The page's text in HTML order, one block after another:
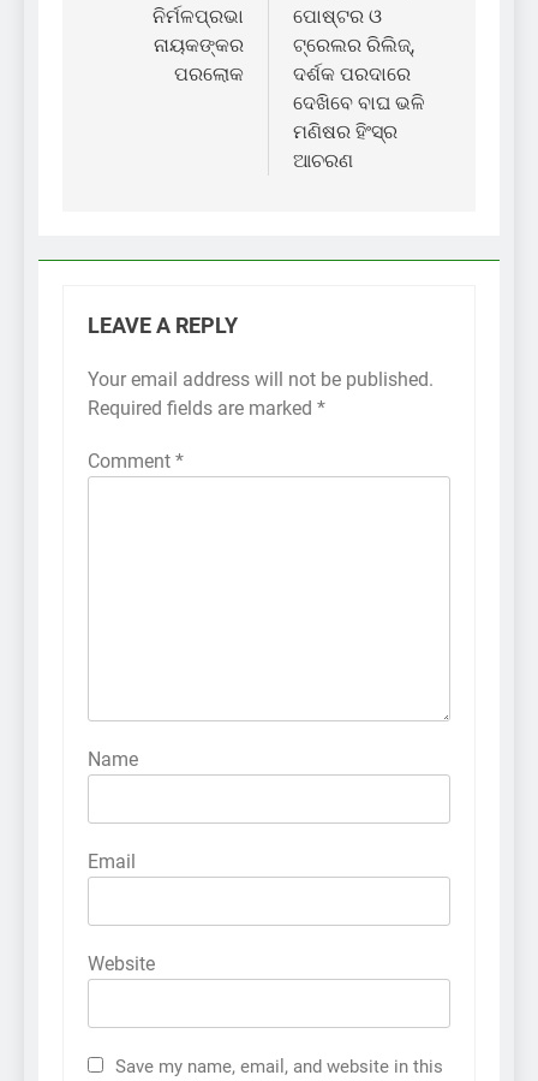
ନିର୍ମଳପ୍ରଭା
ନାୟକଙ୍କର
ପରଲୋକ
ପୋଷ୍ଟର ଓ
ଟ୍ରେଲର ରିଲିଜ୍,
ଦର୍ଶକ ପରଦାରେ
ଦେଖିବେ ବାଘ ଭଳି
ମଣିଷର ହିଂସ୍ର
ଆଚରଣ
LEAVE A REPLY
Your email address will not be published.
Required fields are marked *
Comment *
Name
Email
Website
Save my name, email, and website in this